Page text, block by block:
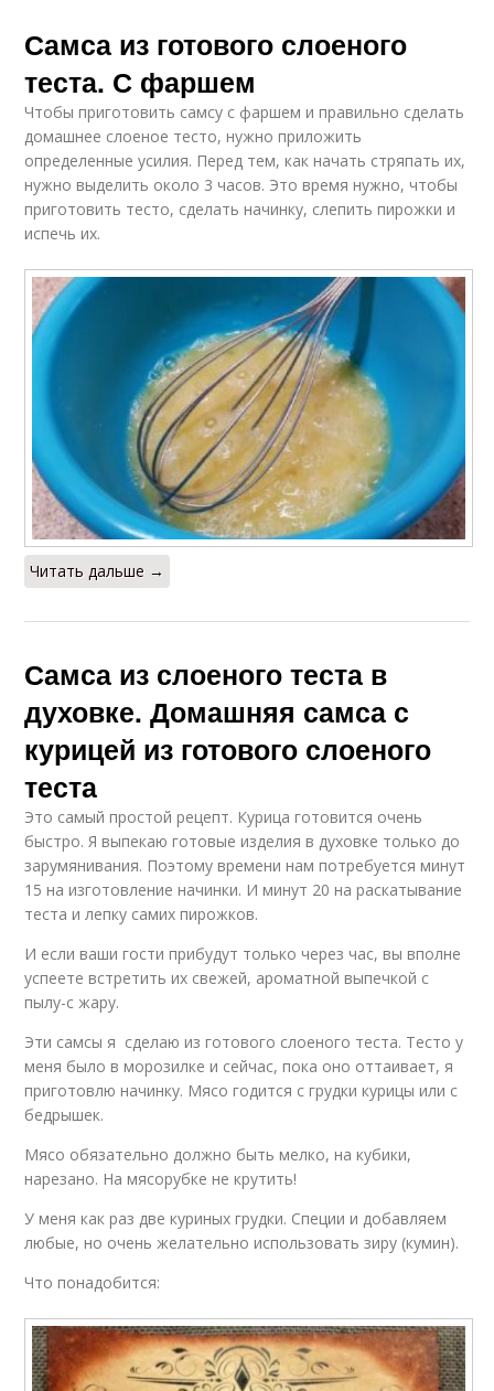
Самса из готового слоеного
теста. С фаршем
Чтобы приготовить самсу с фаршем и правильно сделать
домашнее слоеное тесто, нужно приложить
определенные усилия. Перед тем, как начать стряпать их,
нужно выделить около 3 часов. Это время нужно, чтобы
приготовить тесто, сделать начинку, слепить пирожки и
испечь их.
Читать дальше →
Самса из слоеного теста в
духовке. Домашняя самса с
курицей из готового слоеного
теста
Это самый простой рецепт. Курица готовится очень
быстро. Я выпекаю готовые изделия в духовке только до
зарумянивания. Поэтому времени нам потребуется минут
15 на изготовление начинки. И минут 20 на раскатывание
теста и лепку самих пирожков.
И если ваши гости прибудут только через час, вы вполне
успеете встретить их свежей, ароматной выпечкой с
пылу-с жару.
Эти самсы я сделаю из готового слоеного теста. Тесто у
меня было в морозилке и сейчас, пока оно оттаивает, я
приготовлю начинку. Мясо годится с грудки курицы или с
бедрышек.
Мясо обязательно должно быть мелко, на кубики,
нарезано. На мясорубке не крутить!
У меня как раз две куриных грудки. Специи и добавляем
любые, но очень желательно использовать зиру (кумин).
Что понадобится: